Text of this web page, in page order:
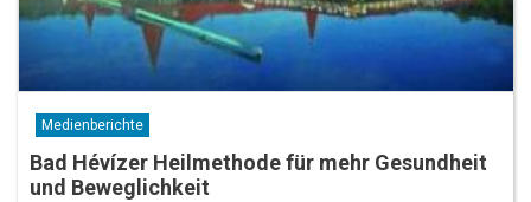
Medienberichte
Bad Hévízer Heilmethode für mehr Gesundheit
und Beweglichkeit